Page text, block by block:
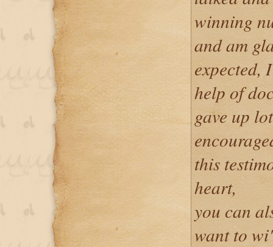
winning
and am
expected,
help of
gave up
this
heart,
you can
want to